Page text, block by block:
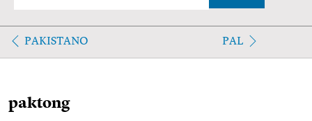
PAKISTANO PAL
paktong